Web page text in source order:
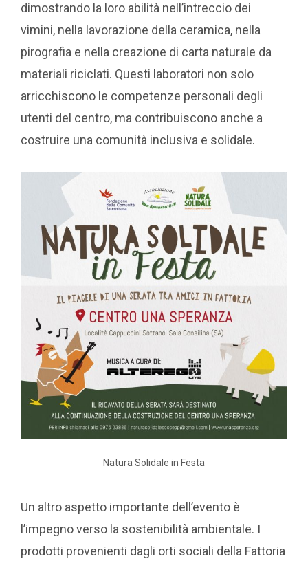
dimostrando la loro abilità nell’intreccio dei
vimini, nella lavorazione della ceramica, nella
pirografia e nella creazione di carta naturale da
materiali riciclati. Questi laboratori non solo
arricchiscono le competenze personali degli
utenti del centro, ma contribuiscono anche a
costruire una comunità inclusiva e solidale.
Natura Solidale in Festa
Un altro aspetto importante dell’evento è
l’impegno verso la sostenibilità ambientale. I
prodotti provenienti dagli orti sociali della Fattoria